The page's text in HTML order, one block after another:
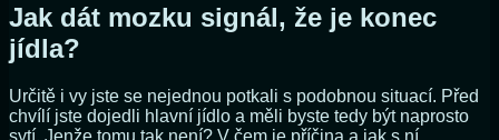
Jak dát mozku signál, že je konec
jídla?
Určitě i vy jste se nejednou potkali s podobnou situací. Před
chvílí jste dojedli hlavní jídlo a měli byste tedy být naprosto
sytí. Jenže tomu tak není? V čem je příčina a jak s ní